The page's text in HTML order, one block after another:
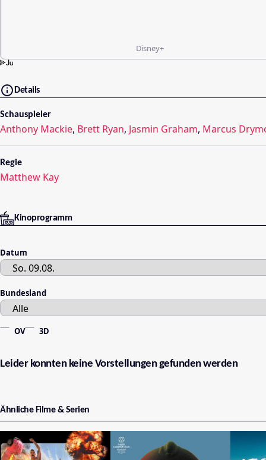
Disney+
Details
Schauspieler
Anthony Mackie, Brett Ryan, Jasmin Graham, Marcus
Regie
Matthew Kay
Kinoprogramm
Datum
Bundesland
OV 3D
Leider konnten keine Vorstellungen gefunden werden
Ähnliche Filme & Serien